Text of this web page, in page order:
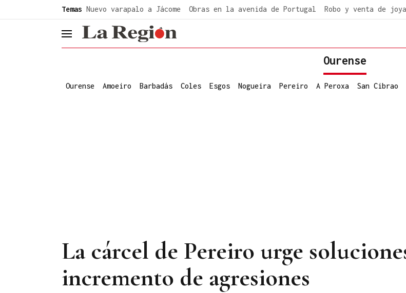
Temas Nuevo varapalo a Jácome Obras en la avenida de Portugal Robo y venta de
header.menu.open
Ourense
Ourense Amoeiro Barbadás Coles Esgos Nogueira Pereiro A Peroxa San Cibrao
La cárcel de Pereiro urge
incremento de agresiones